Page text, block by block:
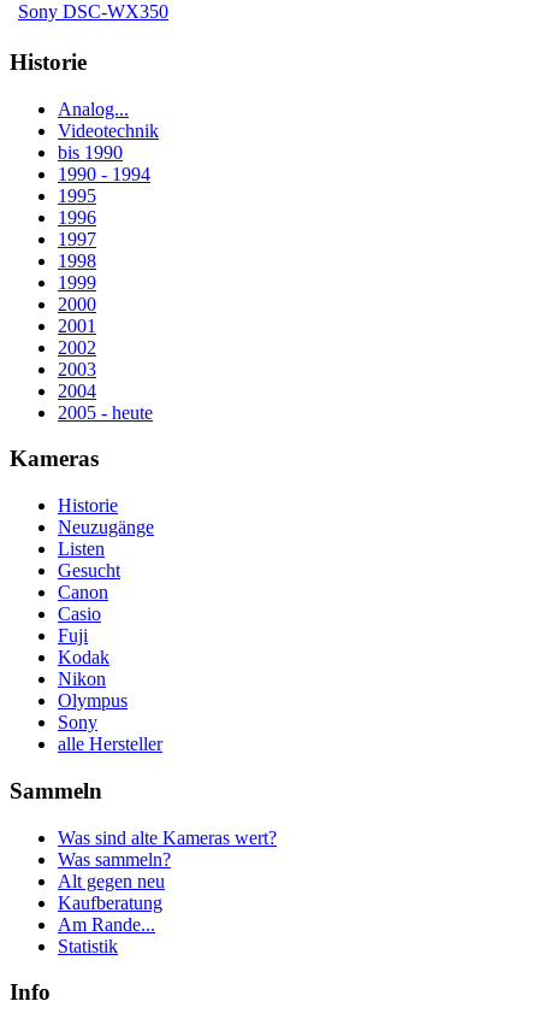
Sony DSC-WX350
Historie
Analog...
Videotechnik
bis 1990
1990 - 1994
1995
1996
1997
1998
1999
2000
2001
2002
2003
2004
2005 - heute
Kameras
Historie
Neuzugänge
Listen
Gesucht
Canon
Casio
Fuji
Kodak
Nikon
Olympus
Sony
alle Hersteller
Sammeln
Was sind alte Kameras wert?
Was sammeln?
Alt gegen neu
Kaufberatung
Am Rande...
Statistik
Info